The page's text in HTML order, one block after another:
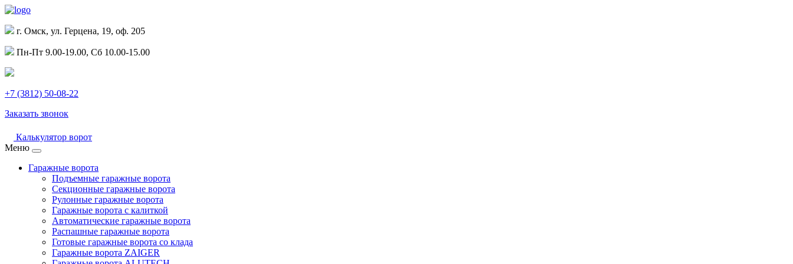
г. Омск, ул. Герцена, 19, оф. 205
Пн-Пт 9.00-19.00, Сб 10.00-15.00
+7 (3812) 50-08-22
Заказать звонок
Калькулятор ворот
Меню
Гаражные ворота
Подъемные гаражные ворота
Секционные гаражные ворота
Рулонные гаражные ворота
Гаражные ворота с калиткой
Автоматические гаражные ворота
Распашные гаражные ворота
Готовые гаражные ворота со клада
Гаражные ворота ZAIGER